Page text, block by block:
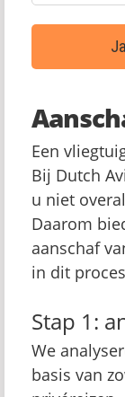
Een
Bij Dutch
u niet
Daarom
aanschaf
in dit
Stap 1:
We
basis van